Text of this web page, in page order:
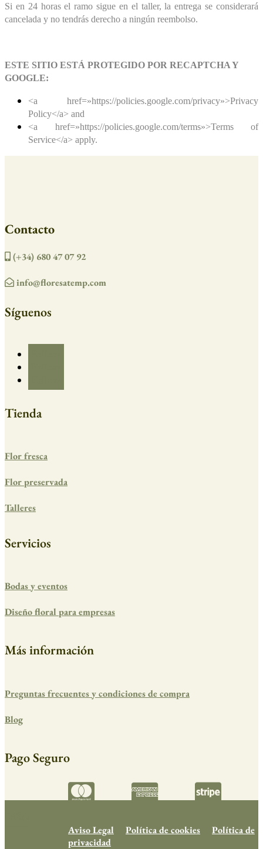
Si en 24 horas el ramo sigue en el taller, la entrega se considerará
cancelada y no tendrás derecho a ningún reembolso.
ESTE SITIO ESTÁ PROTEGIDO POR RECAPTCHA Y
GOOGLE:
<a href=»https://policies.google.com/privacy»>Privacy
Policy</a> and
<a href=»https://policies.google.com/terms»>Terms of
Service</a> apply.
Contacto
(+34) 680 47 07 92
info@floresatemp.com
Síguenos
Tienda
Flor fresca
Flor preservada
Talleres
Servicios
Bodas y eventos
Diseño floral para empresas
Más información
Preguntas frecuentes y condiciones de compra
Blog
Pago Seguro
Aviso Legal Política de cookies
Política de
privacidad